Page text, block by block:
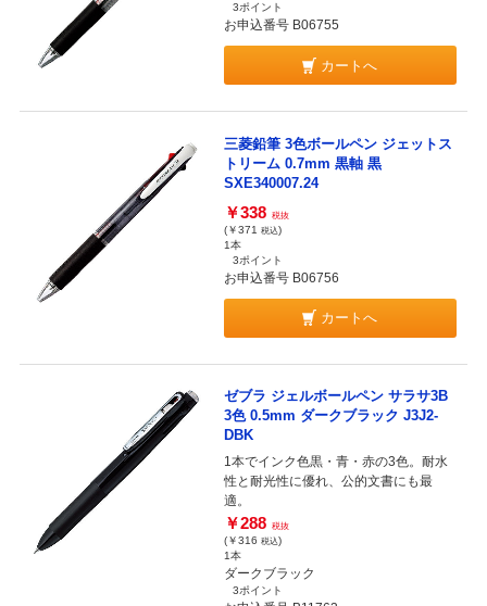
3ポイント
お申込番号 B06755
カートへ
三菱鉛筆 3色ボールペン ジェットス
トリーム 0.7mm 黒軸 黒
SXE340007.24
￥338 税抜
(￥371 税込)
1本
3ポイント
お申込番号 B06756
カートへ
ゼブラ ジェルボールペン サラサ3B
3色 0.5mm ダークブラック J3J2-
DBK
1本でインク色黒・青・赤の3色。耐水
性と耐光性に優れ、公的文書にも最
適。
￥288 税抜
(￥316 税込)
1本
ダークブラック
3ポイント